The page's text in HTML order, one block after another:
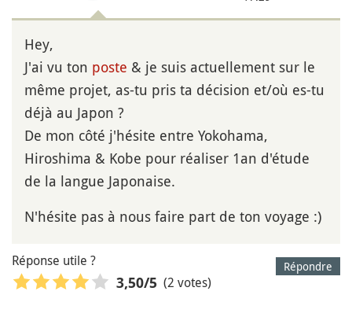
Hey,
J'ai vu ton poste & je suis actuellement sur le
même projet, as-tu pris ta décision et/où es-tu
déjà au Japon ?
De mon côté j'hésite entre Yokohama,
Hiroshima & Kobe pour réaliser 1an d'étude
de la langue Japonaise.
N'hésite pas à nous faire part de ton voyage :)
Répondre
Réponse utile ?
3,50/5 (2 votes)